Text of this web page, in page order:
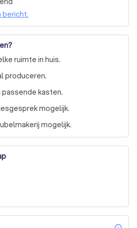
waar we samen uw wensen
verkennen. Bent u klaar
hoger niveau te tillen? Vraag dan
laten we samen iets prachtigs
Particulier
bericht.
ruimte in huis.
produceren.
kasten.
mogelijk.
mogelijk.